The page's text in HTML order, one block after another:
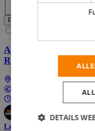
Topjob
Filters Toepassen
Alle
Ja, email mij de
Accountmanager
Rotterdam
Lees meer
DETAILS